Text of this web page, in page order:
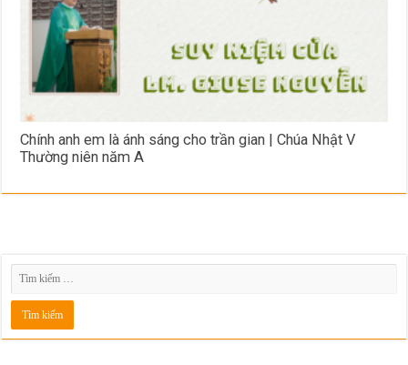
Chính anh em là ánh sáng cho trần gian | Chúa Nhật V
Thường niên năm A